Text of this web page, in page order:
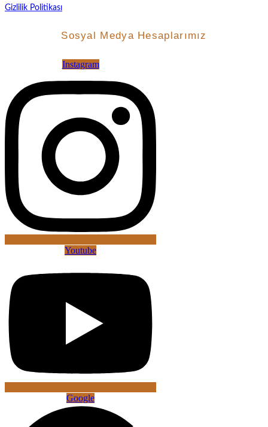
Gizlilik Politikası
Sosyal Medya Hesaplarımız
Instagram
Youtube
Google